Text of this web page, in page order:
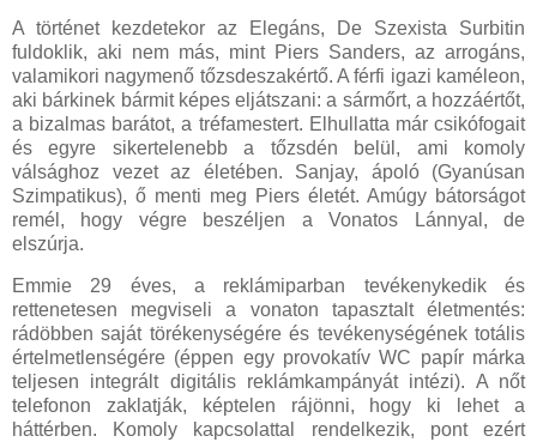
A történet kezdetekor az Elegáns, De Szexista Surbitin
fuldoklik, aki nem más, mint Piers Sanders, az arrogáns,
valamikori nagymenő tőzsdeszakértő. A férfi igazi kaméleon,
aki bárkinek bármit képes eljátszani: a sármőrt, a hozzáértőt,
a bizalmas barátot, a tréfamestert. Elhullatta már csikófogait
és egyre sikertelenebb a tőzsdén belül, ami komoly
válsághoz vezet az életében. Sanjay, ápoló (Gyanúsan
Szimpatikus), ő menti meg Piers életét. Amúgy bátorságot
remél, hogy végre beszéljen a Vonatos Lánnyal, de
elszúrja.
Emmie 29 éves, a reklámiparban tevékenykedik és
rettenetesen megviseli a vonaton tapasztalt életmentés:
rádöbben saját törékenységére és tevékenységének totális
értelmetlenségére (éppen egy provokatív WC papír márka
teljesen integrált digitális reklámkampányát intézi). A nőt
telefonon zaklatják, képtelen rájönni, hogy ki lehet a
háttérben. Komoly kapcsolattal rendelkezik, pont ezért